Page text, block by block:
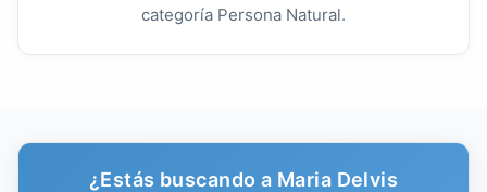
categoría Persona Natural.
¿Estás buscando a Maria Delvis